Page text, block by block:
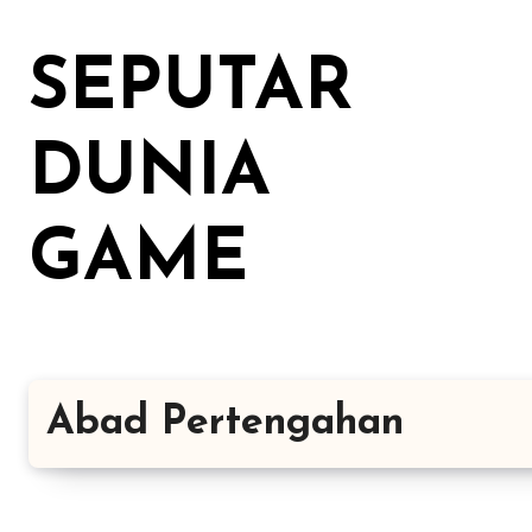
kontenSEPUTAR
DUNIA
GAME
Abad Pertengahan